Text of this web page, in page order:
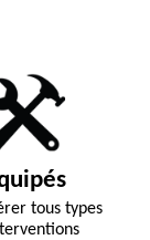
tous types